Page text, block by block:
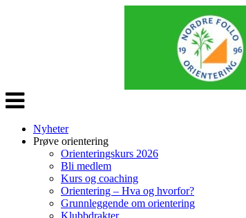
Veksle
navigasjon
Nyheter
Prøve orientering
Orienteringskurs 2026
Bli medlem
Kurs og coaching
Orientering – Hva og hvorfor?
Grunnleggende om orientering
Klubbdrakter